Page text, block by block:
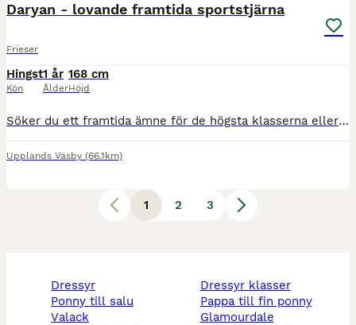
Daryan - lovande framtida sportstjärna
Frieser
Hingst
Kön
1 år
Ålder
168 cm
Höjd
Söker du ett framtida ämne för de högsta klasserna eller en potentiell hingstkandidat? Nu finns ett unikt tillfälle för dig som söker en frieserhingst med en härstamning utöver det vanliga. Denna hi
Upplands Väsby (66.1km)
1 2 3
dressyr
ponny till salu
valack
dressyr klasser
pappa till fin ponny
glamourdale